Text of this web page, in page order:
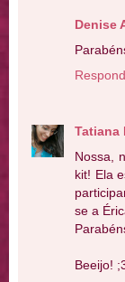
Denise
Tatiana
Nossa,
kit! Ela
se a
Beeijo!